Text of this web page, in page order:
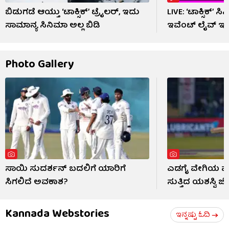
ಬಿಡುಗಡೆ ಆಯ್ತು ‘ಟಾಕ್ಸಿಕ್’ ಟ್ರೈಲರ್, ಇದು
ಸಾಮಾನ್ಯ ಸಿನಿಮಾ ಅಲ್ಲ ಬಿಡಿ
LIVE:
ಇವೆಂಟ್ ಲೈವ್
Photo Gallery
ಸಾಯಿ ಸುದರ್ಶನ್ ಬದಲಿಗೆ ಯಾರಿಗೆ
ಸಿಗಲಿದೆ ಅವಕಾಶ?
ಎಡಗೈ ವೇಗಿಯ
ಸುತ್ತಿದ ಯಶಸ್ವಿ
Kannada Webstories ಇನ್ನಷ್ಟು ಓದಿ